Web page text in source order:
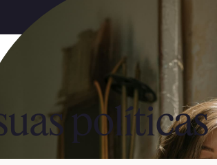
políticas